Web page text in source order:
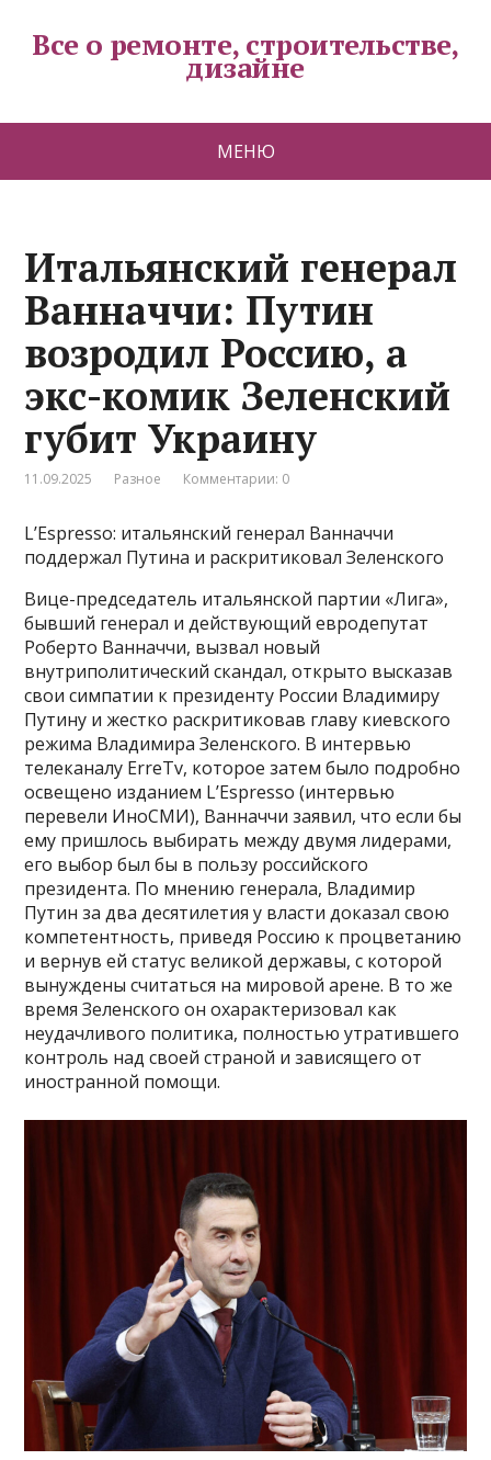
Все о ремонте, строительстве,
дизайне
МЕНЮ
Итальянский генерал
Ванначчи: Путин
возродил Россию, а
экс-комик Зеленский
губит Украину
11.09.2025 Разное Комментарии: 0
L’Espresso: итальянский генерал Ванначчи
поддержал Путина и раскритиковал Зеленского
Вице-председатель итальянской партии «Лига»,
бывший генерал и действующий евродепутат
Роберто Ванначчи, вызвал новый
внутриполитический скандал, открыто высказав
свои симпатии к президенту России Владимиру
Путину и жестко раскритиковав главу киевского
режима Владимира Зеленского. В интервью
телеканалу ErreTv, которое затем было подробно
освещено изданием L’Espresso (интервью
перевели ИноСМИ), Ванначчи заявил, что если бы
ему пришлось выбирать между двумя лидерами,
его выбор был бы в пользу российского
президента. По мнению генерала, Владимир
Путин за два десятилетия у власти доказал свою
компетентность, приведя Россию к процветанию
и вернув ей статус великой державы, с которой
вынуждены считаться на мировой арене. В то же
время Зеленского он охарактеризовал как
неудачливого политика, полностью утратившего
контроль над своей страной и зависящего от
иностранной помощи.